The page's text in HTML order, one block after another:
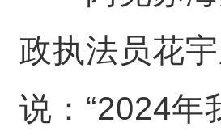
政执法员花
说：“2024年